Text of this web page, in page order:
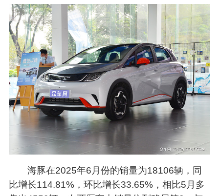
海豚在2025年6月份的销量为18106辆，同
比增长114.81%，环比增长33.65%，相比5月多